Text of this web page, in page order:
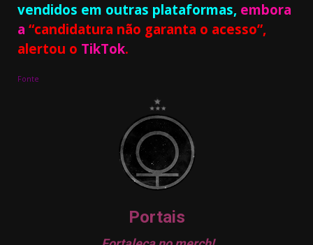
vendidos em outras plataformas, embora
a “candidatura não garanta o acesso”,
alertou o TikTok.
Fonte
Portais